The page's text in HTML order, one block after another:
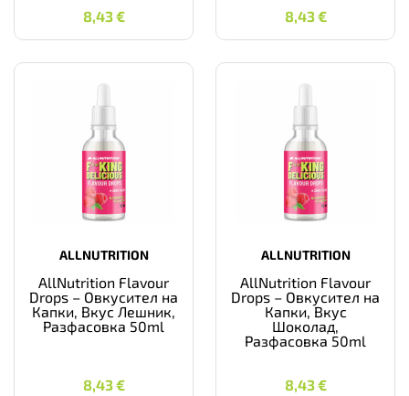
8,43€
8,43 8,43€
8,43
ALLNUTRITION
AllNutrition Flavour
Drops – Овкусител на
Капки, Вкус Лешник,
Разфасовка 50ml
8,43€
8,43
ALLNUTRITION
AllNutrition Flavour
Drops – Овкусител на
Капки, Вкус
Шоколад,
Разфасовка 50ml
8,43€
8,43